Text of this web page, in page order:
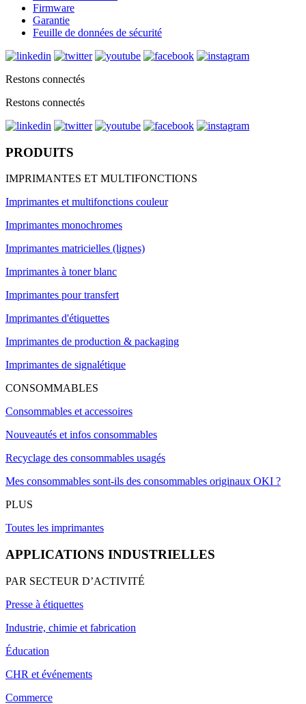
Firmware
Garantie
Feuille de données de sécurité
Restons connectés
Restons connectés
PRODUITS
IMPRIMANTES ET MULTIFONCTIONS
Imprimantes et multifonctions couleur
Imprimantes monochromes
Imprimantes matricielles (lignes)
Imprimantes à toner blanc
Imprimantes pour transfert
Imprimantes d'étiquettes
Imprimantes de production & packaging
Imprimantes de signalétique
CONSOMMABLES
Consommables et accessoires
Nouveautés et infos consommables
Recyclage des consommables usagés
Mes consommables sont-ils des consommables originaux OKI ?
PLUS
Toutes les imprimantes
APPLICATIONS INDUSTRIELLES
PAR SECTEUR D’ACTIVITÉ
Presse à étiquettes
Industrie, chimie et fabrication
Éducation
CHR et événements
Commerce